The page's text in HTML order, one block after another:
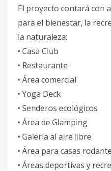
El proyecto contará con
para el bienestar, la
la naturaleza:
• Casa Club
• Restaurante
• Área comercial
• Yoga Deck
• Senderos ecológicos
• Área de Glamping
• Galería al aire libre
• Área para casas
• Áreas deportivas y